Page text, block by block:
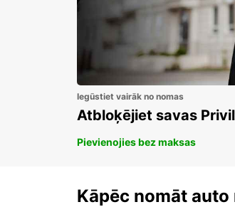
Iegūstiet vairāk no nomas
Atbloķējiet savas
Pievienojies bez maksas
Kāpēc nomāt auto